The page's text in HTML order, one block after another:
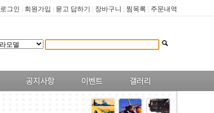
로그인 | 회원가입 | 묻고 답하기 | 장바구니 | 찜목록 | 주문내역